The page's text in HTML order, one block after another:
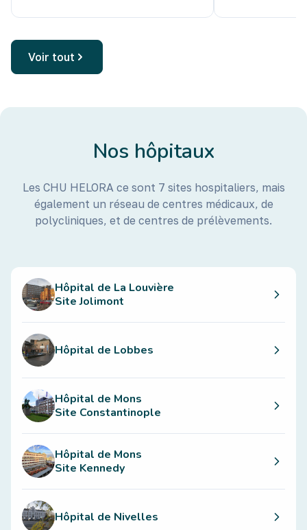
Voir tout
Nos hôpitaux
Les CHU HELORA ce sont 7 sites hospitaliers, mais
également un réseau de centres médicaux, de
polycliniques, et de centres de prélèvements.
Hôpital de La Louvière
Site Jolimont
Hôpital de Lobbes
Hôpital de Mons
Site Constantinople
Hôpital de Mons
Site Kennedy
Hôpital de Nivelles